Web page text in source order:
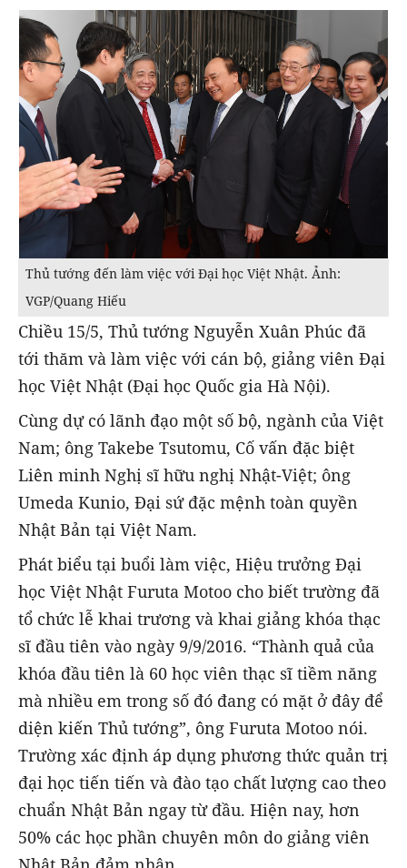
Thủ tướng đến làm việc với Đại học Việt Nhật. Ảnh:
VGP/Quang Hiếu
Chiều 15/5, Thủ tướng Nguyễn Xuân Phúc đã
tới thăm và làm việc với cán bộ, giảng viên Đại
học Việt Nhật (Đại học Quốc gia Hà Nội).
Cùng dự có lãnh đạo một số bộ, ngành của Việt
Nam; ông Takebe Tsutomu, Cố vấn đặc biệt
Liên minh Nghị sĩ hữu nghị Nhật-Việt; ông
Umeda Kunio, Đại sứ đặc mệnh toàn quyền
Nhật Bản tại Việt Nam.
Phát biểu tại buổi làm việc, Hiệu trưởng Đại
học Việt Nhật Furuta Motoo cho biết trường đã
tổ chức lễ khai trương và khai giảng khóa thạc
sĩ đầu tiên vào ngày 9/9/2016. “Thành quả của
khóa đầu tiên là 60 học viên thạc sĩ tiềm năng
mà nhiều em trong số đó đang có mặt ở đây để
diện kiến Thủ tướng”, ông Furuta Motoo nói.
Trường xác định áp dụng phương thức quản trị
đại học tiến tiến và đào tạo chất lượng cao theo
chuẩn Nhật Bản ngay từ đầu. Hiện nay, hơn
50% các học phần chuyên môn do giảng viên